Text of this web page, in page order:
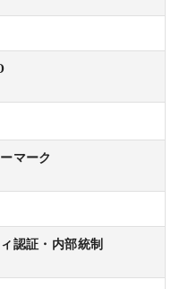
マーク
認証・内部統制